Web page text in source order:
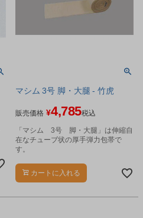
マシム 3号 脚・大腿 - 竹虎
販売価格 ¥4,785税込
「マシム 3号 脚・大腿」は伸縮自
在なチューブ状の厚手弾力包帯で
す。
カートに入れる